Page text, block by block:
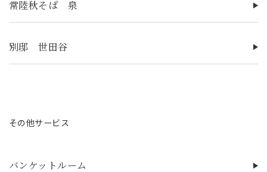
常陸秋そば 泉
別邸 世田谷
その他サービス
バンケットルーム